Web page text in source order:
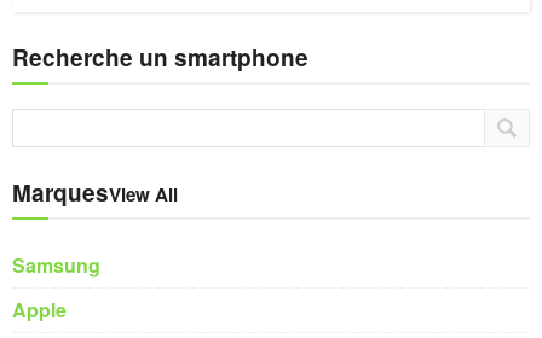
Recherche un smartphone
MarquesView All
Samsung
Apple